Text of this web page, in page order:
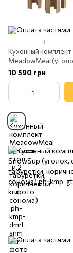
1
Кухонный комплект
MeadowMeal
табуретки,
10 590 грн